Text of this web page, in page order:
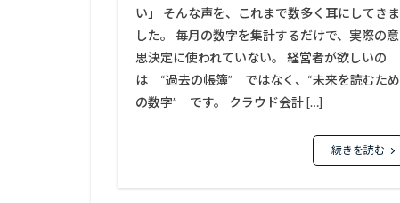
い」 そんな声を、これまで数多く耳にしてきま
した。 毎月の数字を集計するだけで、実際の意
思決定に使われていない。 経営者が欲しいの
は “過去の帳簿” ではなく、“未来を読むため
の数字” です。 クラウド会計 […]
続きを読む